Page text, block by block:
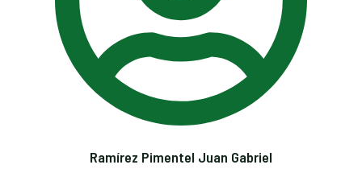
Ramírez Pimentel Juan Gabriel